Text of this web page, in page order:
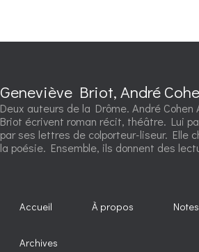
Geneviève Briot, André
Deux auteurs de la Drôme. André Cohen
Briot écrivent roman récit, théâtre. Lui
par ses lettres de colporteur-liseur. Elle
la poésie. Ensemble, ils donnent des
Accueil À propos Notes
Archives